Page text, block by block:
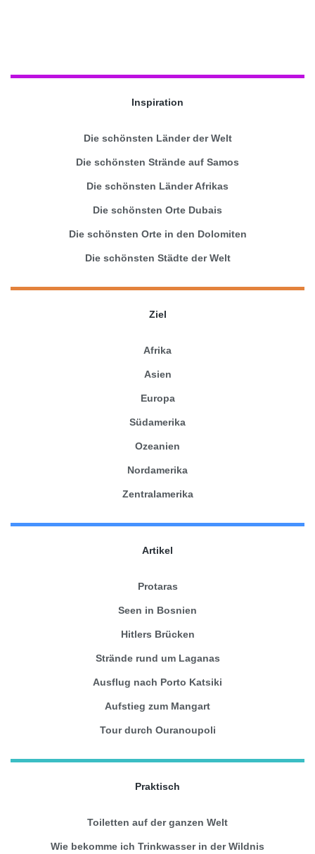
Inspiration
Die schönsten Länder der Welt
Die schönsten Strände auf Samos
Die schönsten Länder Afrikas
Die schönsten Orte Dubais
Die schönsten Orte in den Dolomiten
Die schönsten Städte der Welt
Ziel
Afrika
Asien
Europa
Südamerika
Ozeanien
Nordamerika
Zentralamerika
Artikel
Protaras
Seen in Bosnien
Hitlers Brücken
Strände rund um Laganas
Ausflug nach Porto Katsiki
Aufstieg zum Mangart
Tour durch Ouranoupoli
Praktisch
Toiletten auf der ganzen Welt
Wie bekomme ich Trinkwasser in der Wildnis